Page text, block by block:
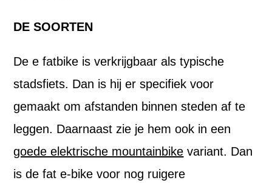
DE SOORTEN
De e fatbike is verkrijgbaar als typische
stadsfiets. Dan is hij er specifiek voor
gemaakt om afstanden binnen steden af te
leggen. Daarnaast zie je hem ook in een
goede elektrische mountainbike variant. Dan
is de fat e-bike voor nog ruigere